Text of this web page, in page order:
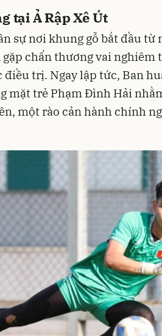
tại Ả Rập Xê Út
sự nơi khung gỗ bắt đầu từ
chấn thương vai nghiêm
trị. Ngay lập tức, Ban
mặt trẻ Phạm Đình Hải
một rào cản hành chính